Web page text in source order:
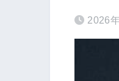
2026